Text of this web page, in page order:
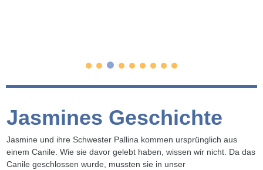
Jasmines Geschichte
Jasmine und ihre Schwester Pallina kommen ursprünglich aus
einem Canile. Wie sie davor gelebt haben, wissen wir nicht. Da das
Canile geschlossen wurde, mussten sie in unser